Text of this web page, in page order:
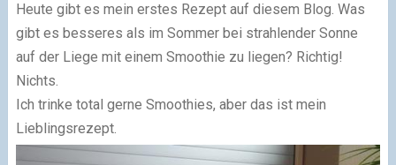
Heute gibt es mein erstes Rezept auf diesem Blog. Was
gibt es besseres als im Sommer bei strahlender Sonne
auf der Liege mit einem Smoothie zu liegen? Richtig!
Nichts.
Ich trinke total gerne Smoothies, aber das ist mein
Lieblingsrezept.